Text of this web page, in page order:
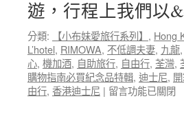
子
天
兩
夜
自
由
遊，行程上我們以
分類: 【小布妹愛旅行系列】 , Hong
L’hotel, RIMOWA, 不低調夫妻, 九龍,
心, 機加酒, 自助旅行, 自由行, 荃灣,
購物指南必買紀念品特輯, 迪士尼,
由行, 香港迪士尼 | 在
留言功能已關閉